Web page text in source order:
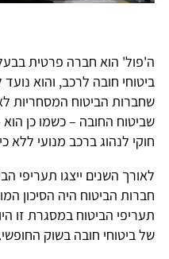
ה'פול' הוא חברה פרטית
ביטוחי חובה לרכב, והוא
שחברות הביטוח המסחריות
שביטוח החובה – כשמו כן
חוקי לנהוג ברכב מנועי ללא
לאורך השנים ייצגו
חברות הביטוח היה הסיכון
תעריפי הביטוח במסגרת זו
של ביטוחי חובה בשוק החופשי.